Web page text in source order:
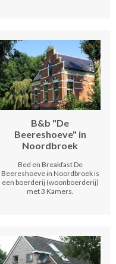
B&b "De
Beereshoeve" in
Noordbroek
Bed en Breakfast De
Beereshoeve in Noordbroek is
een boerderij (woonboerderij)
met 3 Kamers.